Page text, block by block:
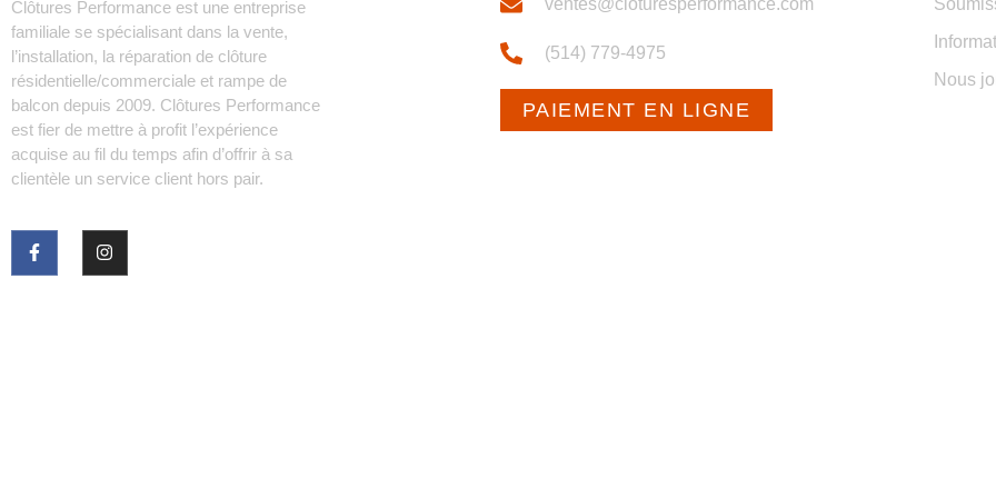
Clôtures Performance est une entreprise
familiale se spécialisant dans la vente,
l’installation, la réparation de clôture
résidentielle/commerciale et rampe de
balcon depuis 2009. Clôtures Performance
est fier de mettre à profit l’expérience
acquise au fil du temps afin d’offrir à sa
clientèle un service client hors pair.
ventes@cloturesperformance.com
(514) 779-4975
PAIEMENT EN LIGNE
Nous